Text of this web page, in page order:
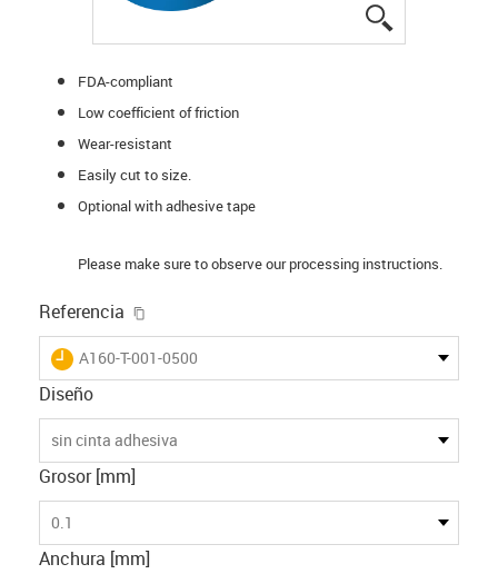
FDA-compliant
Low coefficient of friction
Wear-resistant
Easily cut to size.
Optional with adhesive tape
Please make sure to observe our processing instructions.
Referencia
igus-icon-lieferzeit
A160-T-001-0500
Diseño
sin cinta adhesiva
Grosor [mm]
0.1
Anchura [mm]